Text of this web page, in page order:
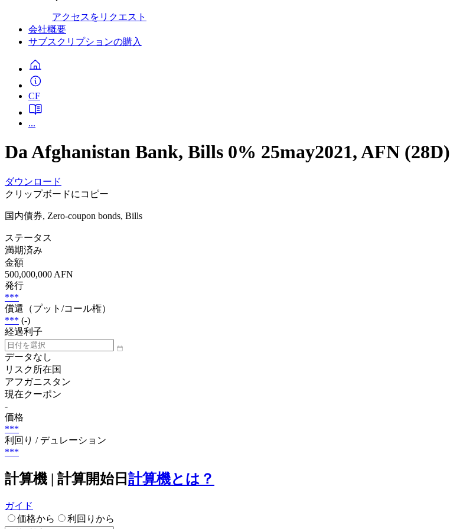
アクセスをリクエスト
会社概要
サブスクリプションの購入
CF
...
Da Afghanistan Bank, Bills 0% 25may2021, AFN (28D)
ダウンロード
クリップボードにコピー
国内債券, Zero-coupon bonds, Bills
ステータス
満期済み
金額
500,000,000 AFN
発行
***
償還（プット/コール権）
*** (-)
経過利子
データなし
リスク所在国
アフガニスタン
現在クーポン
-
価格
***
利回り / デュレーション
***
計算機 | 計算開始日 計算機とは？
ガイド
価格から
利回りから